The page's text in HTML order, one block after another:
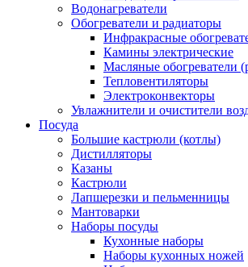
Водонагреватели
Обогреватели и радиаторы
Инфракрасные
Камины электрические
Масляные обогреватели
Тепловентиляторы
Электроконвекторы
Увлажнители и очистители
Посуда
Большие кастрюли (котлы)
Дистилляторы
Казаны
Кастрюли
Лапшерезки и пельменницы
Мантоварки
Наборы посуды
Кухонные наборы
Наборы кухонных ножей